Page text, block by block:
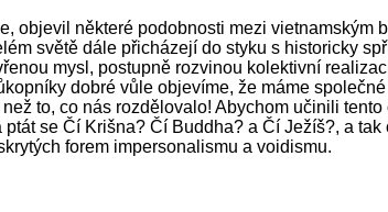
objevil některé podobnosti mezi vietnamským
světě dále přicházejí do styku s historicky
mysl, postupně rozvinou kolektivní
dobré vůle objevíme, že máme
to, co nás rozdělovalo! Abychom učinili tento
se Čí Krišna? Čí Buddha? a Čí Ježíš?, a
forem impersonalismu a voidismu.